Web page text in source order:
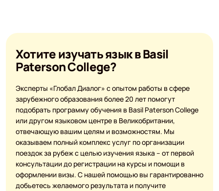
Хотите изучать язык в Basil
Paterson College?
Эксперты «Глобал Диалог» с опытом работы в сфере
зарубежного образования более 20 лет помогут
подобрать программу обучения в Basil Paterson College
или другом языковом центре в Великобритании,
отвечающую вашим целям и возможностям. Мы
оказываем полный комплекс услуг по организации
поездок за рубеж с целью изучения языка – от первой
консультации до регистрации на курсы и помощи в
оформлении визы. С нашей помощью вы гарантированно
добьетесь желаемого результата и получите